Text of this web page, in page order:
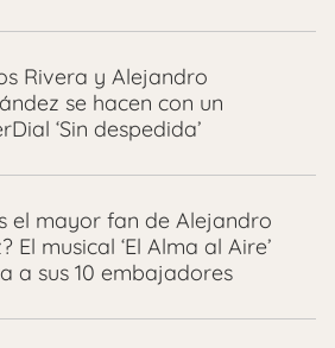
Rivera y Alejandro
se hacen con un
‘Sin despedida’
el mayor fan de Alejandro
El musical ‘El Alma al Aire’
a sus 10 embajadores